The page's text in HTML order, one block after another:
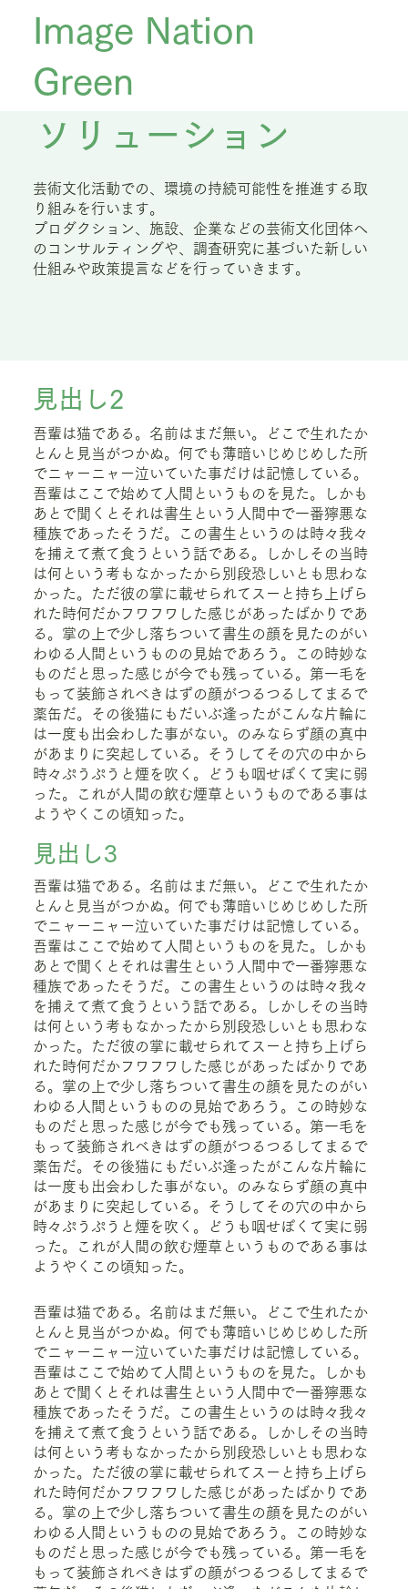
Image Nation
Green
芸術文化活動での、環境の持続可能性を推進する取
り組みを行います。
プロダクション、施設、企業などの芸術文化団体へ
のコンサルティングや、調査研究に基づいた新しい
仕組みや政策提言などを行っていきます。
​ソリューション
見出し2
吾輩は猫である。名前はまだ無い。どこで生れたか
とんと見当がつかぬ。何でも薄暗いじめじめした所
でニャーニャー泣いていた事だけは記憶している。
吾輩はここで始めて人間というものを見た。しかも
あとで聞くとそれは書生という人間中で一番獰悪な
種族であったそうだ。この書生というのは時々我々
を捕えて煮て食うという話である。しかしその当時
は何という考もなかったから別段恐しいとも思わな
かった。ただ彼の掌に載せられてスーと持ち上げら
れた時何だかフワフワした感じがあったばかりであ
る。掌の上で少し落ちついて書生の顔を見たのがい
わゆる人間というものの見始であろう。この時妙な
ものだと思った感じが今でも残っている。第一毛を
もって装飾されべきはずの顔がつるつるしてまるで
薬缶だ。その後猫にもだいぶ逢ったがこんな片輪に
は一度も出会わした事がない。のみならず顔の真中
があまりに突起している。そうしてその穴の中から
時々ぷうぷうと煙を吹く。どうも咽せぽくて実に弱
った。これが人間の飲む煙草というものである事は
ようやくこの頃知った。
見出し3
吾輩は猫である。名前はまだ無い。どこで生れたか
とんと見当がつかぬ。何でも薄暗いじめじめした所
でニャーニャー泣いていた事だけは記憶している。
吾輩はここで始めて人間というものを見た。しかも
あとで聞くとそれは書生という人間中で一番獰悪な
種族であったそうだ。この書生というのは時々我々
を捕えて煮て食うという話である。しかしその当時
は何という考もなかったから別段恐しいとも思わな
かった。ただ彼の掌に載せられてスーと持ち上げら
れた時何だかフワフワした感じがあったばかりであ
る。掌の上で少し落ちついて書生の顔を見たのがい
わゆる人間というものの見始であろう。この時妙な
ものだと思った感じが今でも残っている。第一毛を
もって装飾されべきはずの顔がつるつるしてまるで
薬缶だ。その後猫にもだいぶ逢ったがこんな片輪に
は一度も出会わした事がない。のみならず顔の真中
があまりに突起している。そうしてその穴の中から
時々ぷうぷうと煙を吹く。どうも咽せぽくて実に弱
った。これが人間の飲む煙草というものである事は
ようやくこの頃知った。
吾輩は猫である。名前はまだ無い。どこで生れたか
とんと見当がつかぬ。何でも薄暗いじめじめした所
でニャーニャー泣いていた事だけは記憶している。
吾輩はここで始めて人間というものを見た。しかも
あとで聞くとそれは書生という人間中で一番獰悪な
種族であったそうだ。この書生というのは時々我々
を捕えて煮て食うという話である。しかしその当時
は何という考もなかったから別段恐しいとも思わな
かった。ただ彼の掌に載せられてスーと持ち上げら
れた時何だかフワフワした感じがあったばかりであ
る。掌の上で少し落ちついて書生の顔を見たのがい
わゆる人間というものの見始であろう。この時妙な
ものだと思った感じが今でも残っている。第一毛を
もって装飾されべきはずの顔がつるつるしてまるで